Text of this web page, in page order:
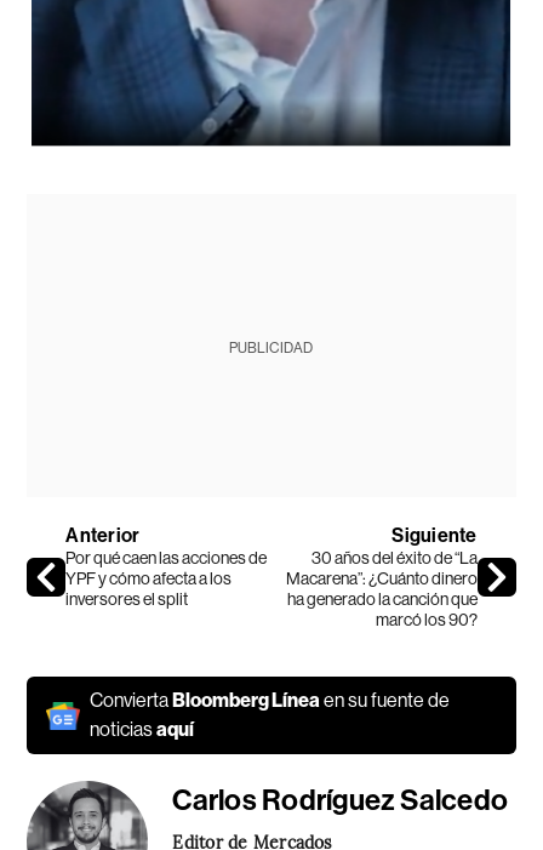
PUBLICIDAD
Anterior
Por qué caen las acciones de
YPF y cómo afecta a los
inversores el split
Siguiente
30 años del éxito de “La
Macarena”: ¿Cuánto dinero
ha generado la canción que
marcó los 90?
Convierta Bloomberg Líneaen su fuente de
noticiasaquí
Carlos Rodríguez Salcedo
Editor de Mercados